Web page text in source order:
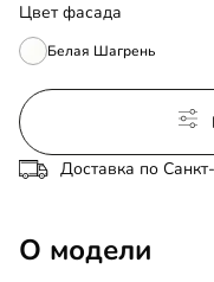
Цвет фасада
Белая Шагрень
Доставка по
О модели